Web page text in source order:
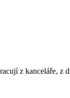
z kanceláře, z